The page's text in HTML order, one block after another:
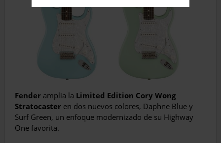
Fender amplia la Limited Edition Cory Wong
Stratocaster en dos nuevos colores, Daphne Blue y
Surf Green, un enfoque modernizado de su Highway
One favorita.